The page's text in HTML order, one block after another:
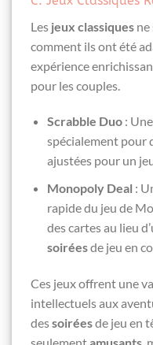
Les jeux classiques ne
comment ils ont été
expérience
pour les couples.
Scrabble Duo:
spécialement pour
ajustées pour un
Monopoly Deal :
rapide du jeu de
des cartes au lieu
soiréesde jeu en
Ces jeux offrent une
intellectuels aux
dessoiréesde jeu en